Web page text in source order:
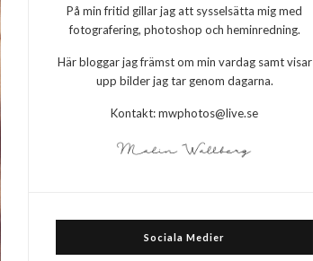
På min fritid gillar jag att sysselsätta mig med
fotografering, photoshop och heminredning.
Här bloggar jag främst om min vardag samt visar
upp bilder jag tar genom dagarna.
Kontakt: mwphotos@live.se
Sociala Medier